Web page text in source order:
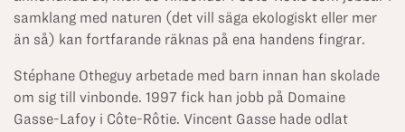
samklang med naturen (det vill säga ekologiskt eller mer
än så) kan fortfarande räknas på ena handens fingrar.
Stéphane Otheguy arbetade med barn innan han skolade
om sig till vinbonde. 1997 fick han jobb på Domaine
Gasse-Lafoy i Côte-Rôtie. Vincent Gasse hade odlat